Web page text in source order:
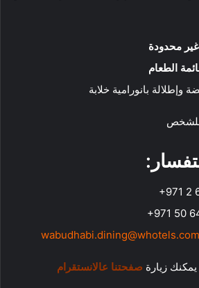
غير محدودة
وإطلالة بانورامية خلابة
wabudhabi.dining@whotels.com
زيارة